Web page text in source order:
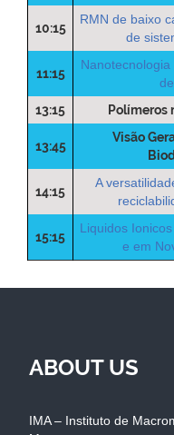
10:15
RMN de baixo
de
11:15
13:15
Polímeros
13:45
Visão
14:15
A
15:15
Liquidos
e em
ABOUT US
IMA – Instituto de